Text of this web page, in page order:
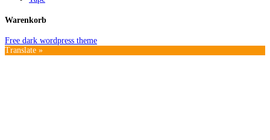
Warenkorb
Free dark wordpress theme
Translate »